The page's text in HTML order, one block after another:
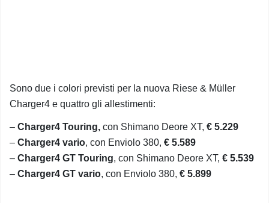
Sono due i colori previsti per la nuova Riese & Müller
Charger4 e quattro gli allestimenti:
– Charger4 Touring, con Shimano Deore XT, € 5.229
– Charger4 vario, con Enviolo 380, € 5.589
– Charger4 GT Touring, con Shimano Deore XT, € 5.539
– Charger4 GT vario, con Enviolo 380, € 5.899